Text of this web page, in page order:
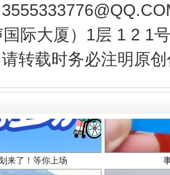
际大厦）1层 1 2 1
转载时务必注明原
来了！等你上场